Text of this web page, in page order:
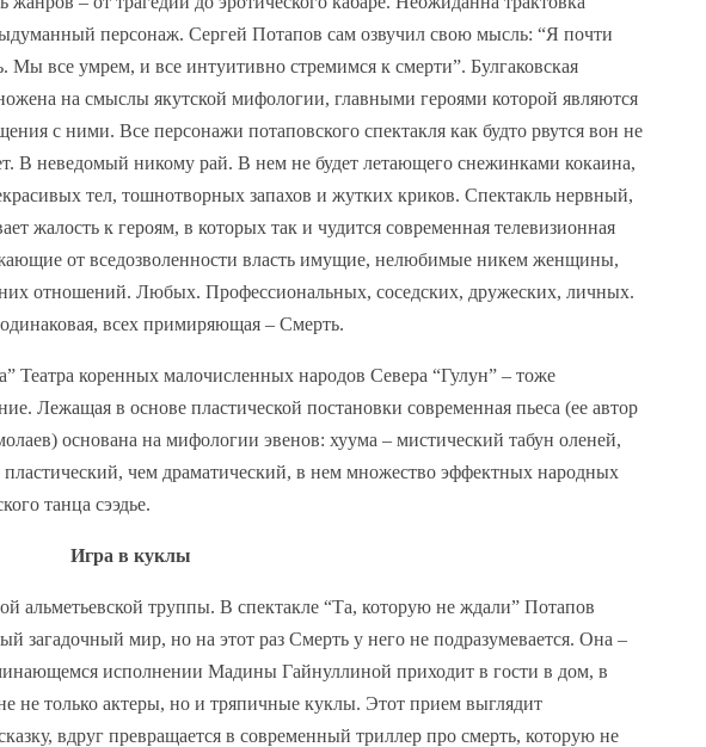
персонаж. Сергей Потапов сам озвучил свою мысль: “Я почти
Мы все умрем, и все интуитивно стремимся к смерти”. Булгаковская
на смыслы якутской мифологии, главными героями которой являются
с ними. Все персонажи потаповского спектакля как будто рвутся вон не
В неведомый никому рай. В нем не будет летающего снежинками кокаина,
тел, тошнотворных запахов и жутких криков. Спектакль нервный,
жалость к героям, в которых так и чудится современная телевизионная
от вседозволенности власть имущие, нелюбимые никем женщины,
отношений. Любых. Профессиональных, соседских, дружеских, личных.
всех примиряющая – Смерть.
Театра коренных малочисленных народов Севера “Гулун” – тоже
Лежащая в основе пластической постановки современная пьеса (ее автор
основана на мифологии эвенов: хуума – мистический табун оленей,
чем драматический, в нем множество эффектных народных
танца сээдье.
Игра в куклы
альметьевской труппы. В спектакле “Та, которую не ждали” Потапов
загадочный мир, но на этот раз Смерть у него не подразумевается. Она –
исполнении Мадины Гайнуллиной приходит в гости в дом, в
не только актеры, но и тряпичные куклы. Этот прием выглядит
вдруг превращается в современный триллер про смерть, которую не